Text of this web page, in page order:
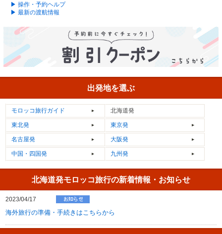
▶ 操作・予約ヘルプ
▶ 最新の渡航情報
出発地を選ぶ
モロッコ旅行ガイド 北海道発
東北発 東京発
名古屋発 大阪発
中国・四国発 九州発
北海道発モロッコ旅行の新着情報・お知らせ
2023/04/17
海外旅行の準備・手続きはこちらから